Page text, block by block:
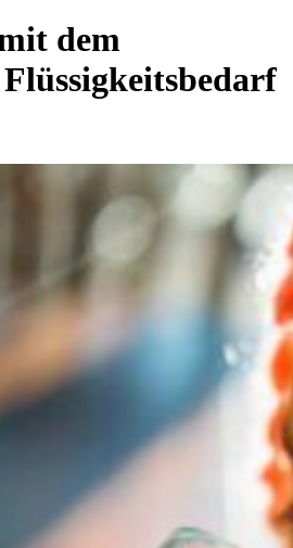
dem
Flüssigkeitsbedarf